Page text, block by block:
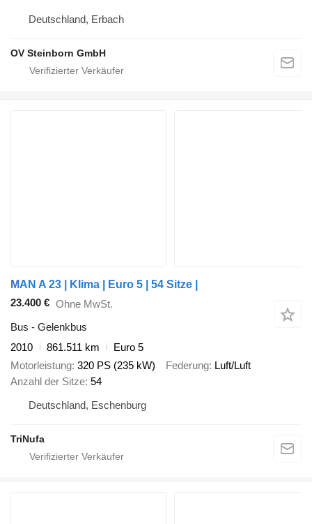
Deutschland, Erbach
OV Steinborn GmbH
MAN A 23 | Klima | Euro 5 | 54 Sitze |
23.400 € Ohne MwSt.
Bus - Gelenkbus
2010
861.511 km
Euro 5
Motorleistung 320 PS (235 kW) Federung Luft/Luft
Anzahl der Sitze 54
Deutschland, Eschenburg
TriNufa